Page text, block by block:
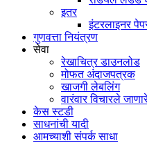
इतर
इंटरलाइनर
गुणवत्ता नियंत्रण
सेवा
रेखाचित्र डाउनलोड
मोफत अंदाजपत्रक
खाजगी लेबलिंग
वारंवार विचारले
केस स्टडी
साधनांची यादी
आमच्याशी संपर्क साधा